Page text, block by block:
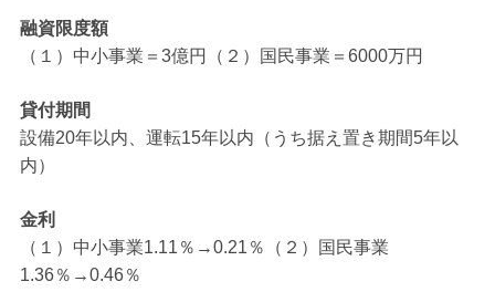
融資限度額
（１）中小事業＝3億円（２）国民事業＝6000万円
貸付期間
設備20年以内、運転15年以内（うち据え置き期間5年以
内）
金利
（１）中小事業1.11％→0.21％（２）国民事業
1.36％→0.46％